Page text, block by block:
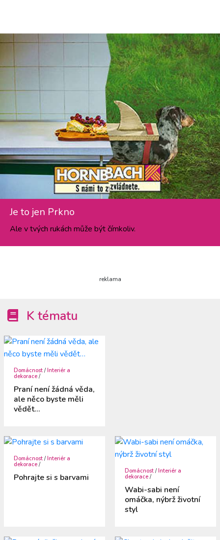
Je to jen Prkno
Ale v tvých rukách může být čímkoliv.
reklama
K tématu
Domácnost /Interiér a
dekorace /
Praní není žádná věda,
ale něco byste měli
vědět…
Domácnost /Interiér a
dekorace /
Pohrajte si s barvami
Domácnost /Interiér a
dekorace /
Wabi-sabi není
omáčka, nýbrž životní
styl